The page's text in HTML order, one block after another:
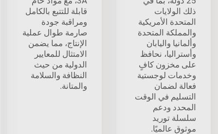
ذلك الولايات
المتحدة الأمريكية
والمملكة المتحدة
وألمانيا واليابان
وأستراليا، نحافظ
على مخزون كافٍ
وخدمات لوجستية
فعالة لضمان
التسليم في الوقت
المحدد ودعم
سلسلة توريد
موثوق عالميًا.
قابلة للتتبع بالكامل
ومراقبة جودة
صارمة طوال عملية
الإنتاج، مما يضمن
الامتثال للمعايير
الدولية من حيث
النظافة والسلامة
والمتانة.